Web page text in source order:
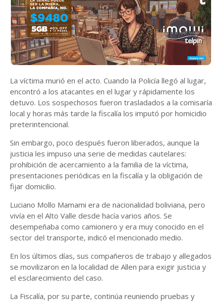
La víctima murió en el acto. Cuando la Policía llegó al lugar,
encontró a los atacantes en el lugar y rápidamente los
detuvo. Los sospechosos fueron trasladados a la comisaría
local y horas más tarde la fiscalía los imputó por homicidio
preterintencional.
Sin embargo, poco después fueron liberados, aunque la
justicia les impuso una serie de medidas cautelares:
prohibición de acercamiento a la familia de la víctima,
presentaciones periódicas en la fiscalía y la obligación de
fijar domicilio.
Luciano Mollo Mamami era de nacionalidad boliviana, pero
vivía en el Alto Valle desde hacía varios años. Se
desempeñaba como camionero y era muy conocido en el
sector del transporte, indicó el mencionado medio.
En los últimos días, sus compañeros de trabajo y allegados
se movilizaron en la localidad de Allen para exigir justicia y
el esclarecimiento del caso.
La Fiscalía, por su parte, continúa reuniendo pruebas y